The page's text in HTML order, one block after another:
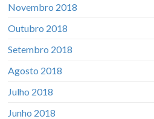
Novembro 2018
Outubro 2018
Setembro 2018
Agosto 2018
Julho 2018
Junho 2018